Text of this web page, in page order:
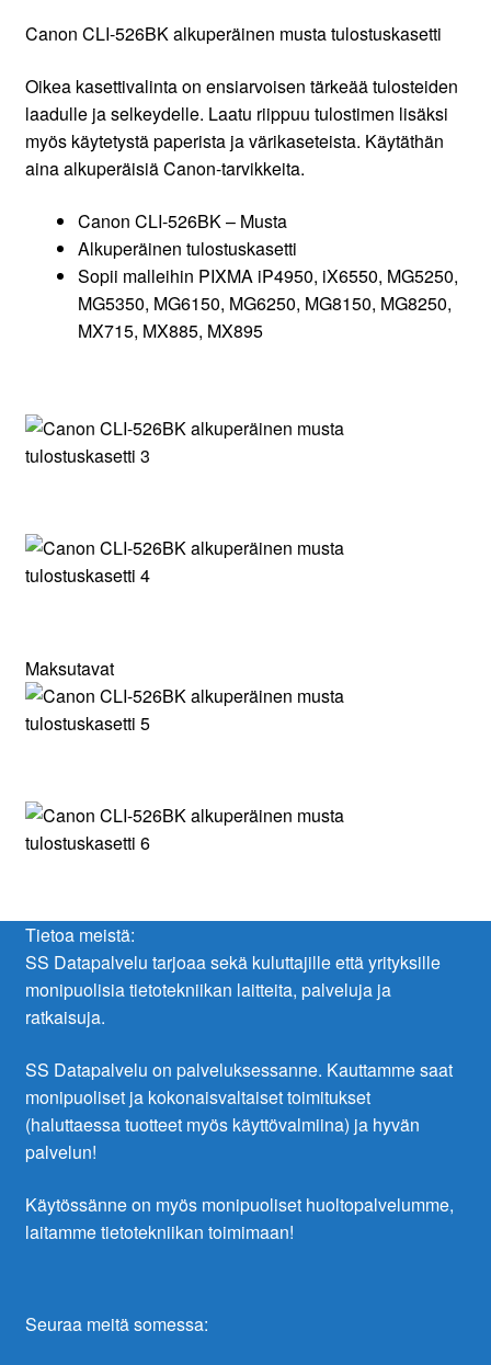
Canon CLI-526BK alkuperäinen musta tulostuskasetti
Oikea kasettivalinta on ensiarvoisen tärkeää tulosteiden
laadulle ja selkeydelle. Laatu riippuu tulostimen lisäksi
myös käytetystä paperista ja värikaseteista. Käytäthän
aina alkuperäisiä Canon-tarvikkeita.
Canon CLI-526BK – Musta
Alkuperäinen tulostuskasetti
Sopii malleihin PIXMA iP4950, iX6550, MG5250,
MG5350, MG6150, MG6250, MG8150, MG8250,
MX715, MX885, MX895
Maksutavat
Tietoa meistä:
SS Datapalvelu tarjoaa sekä kuluttajille että yrityksille
monipuolisia tietotekniikan laitteita, palveluja ja
ratkaisuja.
SS Datapalvelu on palveluksessanne. Kauttamme saat
monipuoliset ja kokonaisvaltaiset toimitukset
(haluttaessa tuotteet myös käyttövalmiina) ja hyvän
palvelun!
Käytössänne on myös monipuoliset huoltopalvelumme,
laitamme tietotekniikan toimimaan!
Seuraa meitä somessa: